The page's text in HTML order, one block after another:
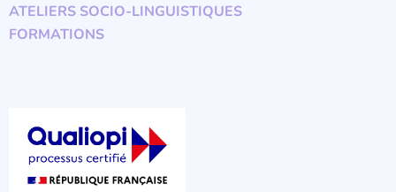
ATELIERS SOCIO-LINGUISTIQUES
FORMATIONS